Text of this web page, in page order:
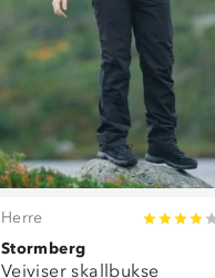
Herre
Stormberg
Veiviser skallbukse